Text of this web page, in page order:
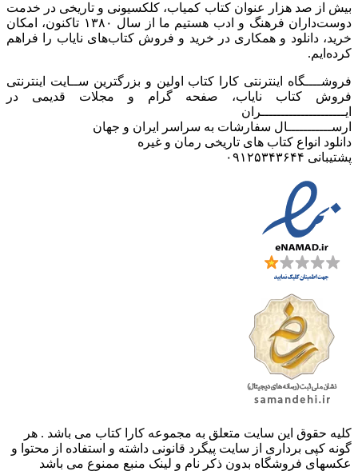
بیش از صد هزار عنوان کتاب کمیاب، کلکسیونی و تاریخی در خدمت
دوست‌داران فرهنگ و ادب هستیم ما از سال ۱۳۸۰ تاکنون، امکان
خرید، دانلود و همکاری در خرید و فروش کتاب‌های نایاب را فراهم
کرده‌ایم.
فروشــــگاه اینترنتی کارا کتاب اولین و بزرگترین ســایت اینترنتی
فروش کتاب نایاب، صفحه گرام و مجلات قدیمی در
ایـــــــــــــــــــــران
ارســـــــــــال سفارشات به سراسر ایران و جهان
دانلود انواع کتاب های تاریخی رمان و غیره
پشتیبانی ۰۹۱۲۵۳۴۳۶۴۴
کليه حقوق اين سايت متعلق به مجموعه کارا کتاب می باشد . هر
گونه کپی برداری از سایت پیگرد قانونی داشته و استفاده از محتوا و
عکسهای فروشگاه بدون ذکر نام و لینک منبع ممنوع می باشد